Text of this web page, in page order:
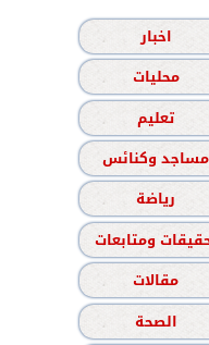
اخبار
محليات
تعليم
مساجد وكنائس
رياضة
ومتابعات
مقالات
الصحة